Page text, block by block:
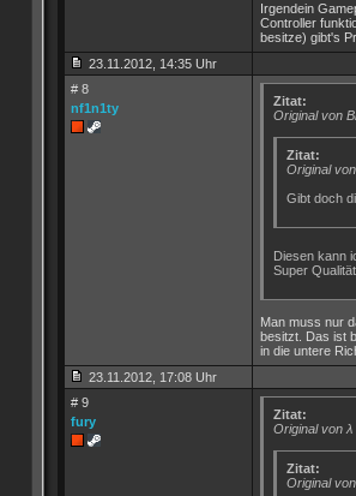
Irgendein
Controller
besitze) gibt's
23.11.2012, 14:35 Uhr
# 8
nf1n1ty
Zitat:
Original von
Zitat:
Original
Gibt doch
Diesen kann
Super
Man muss nur
besitzt. Das ist
in die untere
23.11.2012, 17:08 Uhr
# 9
fury
Zitat:
Original von
Zitat:
Original